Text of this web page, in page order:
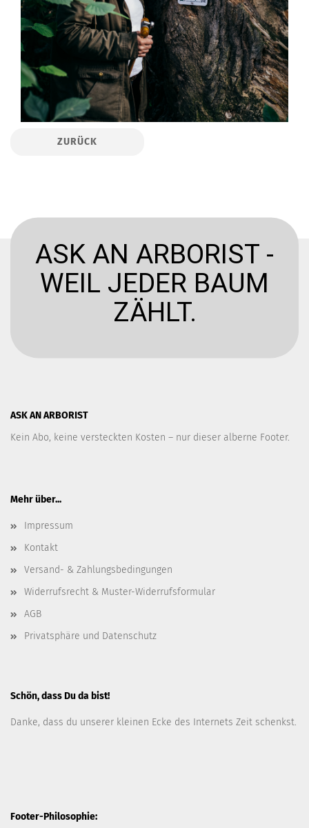
ZURÜCK
ASK AN ARBORIST -
WEIL JEDER BAUM
ZÄHLT.
ASK AN ARBORIST
Kein Abo, keine versteckten Kosten – nur dieser alberne Footer.
Mehr über...
Impressum
Kontakt
Versand- & Zahlungsbedingungen
Widerrufsrecht & Muster-Widerrufsformular
AGB
Privatsphäre und Datenschutz
Schön, dass Du da bist!
Danke, dass du unserer kleinen Ecke des Internets Zeit schenkst.
Footer-Philosophie: